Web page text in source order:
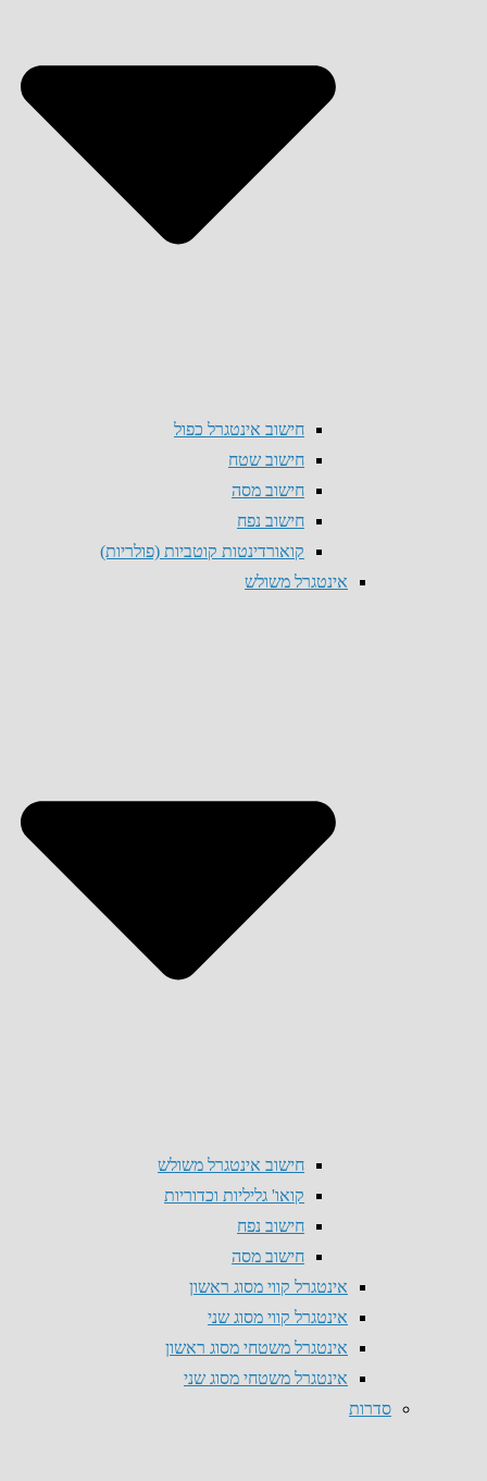
חישוב אינטגרל כפול
חישוב שטח
חישוב מסה
חישוב נפח
קואורדינטות קוטביות (פולריות)
אינטגרל משולש
חישוב אינטגרל משולש
קואו' גליליות וכדוריות
חישוב נפח
חישוב מסה
אינטגרל קווי מסוג ראשון
אינטגרל קווי מסוג שני
אינטגרל משטחי מסוג ראשון
אינטגרל משטחי מסוג שני
סדרות